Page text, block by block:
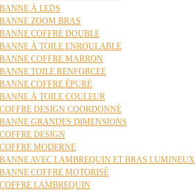
À LEDS
ZOOM BRAS
COFFRE DOUBLE
À TOILE ENROULABLE
COFFRE MARRON
TOILE RENFORCEE
COFFRE ÉPURÉ
À TOILE COULEUR
DESIGN COORDONNÉ
GRANDES DIMENSIONS
DESIGN
MODERNE
AVEC LAMBREQUIN ET BRAS LUMINEUX
COFFRE MOTORISÉ
LAMBREQUIN